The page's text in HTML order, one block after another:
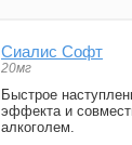
Сиалис Софт
20мг
Быстрое
эффекта и
алкоголем.